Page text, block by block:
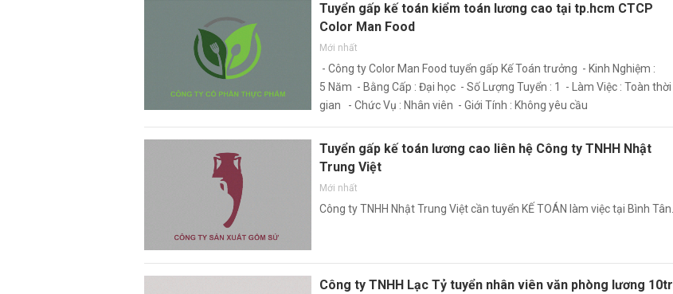
Tuyển gấp kế toán kiểm toán lương cao tại tp.hcm CTCP
Color Man Food
Mới nhất
- Công ty Color Man Food tuyển gấp Kế Toán trưởng - Kinh Nghiệm :
5 Năm - Bằng Cấp : Đại học - Số Lượng Tuyển : 1 - Làm Việc : Toàn thời
gian - Chức Vụ : Nhân viên - Giới Tính : Không yêu cầu
Tuyển gấp kế toán lương cao liên hệ Công ty TNHH Nhật
Trung Việt
Mới nhất
Công ty TNHH Nhật Trung Việt cần tuyển KẾ TOÁN làm việc tại Bình Tân.
Công ty TNHH Lạc Tỷ tuyển nhân viên văn phòng lương 10tr